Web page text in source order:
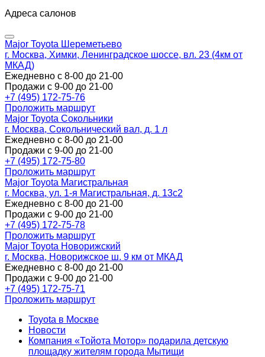
Адреса салонов
Major Toyota Шереметьево
г. Москва, Химки, Ленинградское шоссе, вл. 23 (4км от
МКАД)
Ежедневно с 8-00 до 21-00
Продажи с 9-00 до 21-00
+7 (495) 172-75-76
Проложить маршрут
Major Toyota Сокольники
г. Москва, Сокольнический вал, д. 1 л
Ежедневно с 8-00 до 21-00
Продажи с 9-00 до 21-00
+7 (495) 172-75-80
Проложить маршрут
Major Toyota Магистральная
г. Москва, ул. 1-я Магистральная, д. 13с2
Ежедневно с 8-00 до 21-00
Продажи с 9-00 до 21-00
+7 (495) 172-75-78
Проложить маршрут
Major Toyota Новорижский
г. Москва, Новорижское ш. 9 км от МКАД
Ежедневно с 8-00 до 21-00
Продажи с 9-00 до 21-00
+7 (495) 172-75-71
Проложить маршрут
Toyota в Москве
Новости
Компания «Тойота Мотор» подарила детскую
площадку жителям города Мытищи